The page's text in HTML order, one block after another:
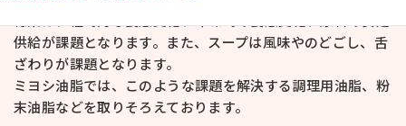
記事
製品情報
レシピ
イベント・セミナー
ミヨシ油脂の強み
供給が課題となります。また、スープは風味やのどごし、舌
ざわりが課題となります。
ミヨシ油脂では、このような課題を解決する調理用油脂、粉
末油脂などを取りそろえております。